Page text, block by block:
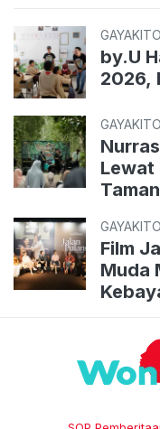
GAYAKITO
by.U
2026,
GAYAKITO
Lewat
Taman
GAYAKITO
Film
Muda